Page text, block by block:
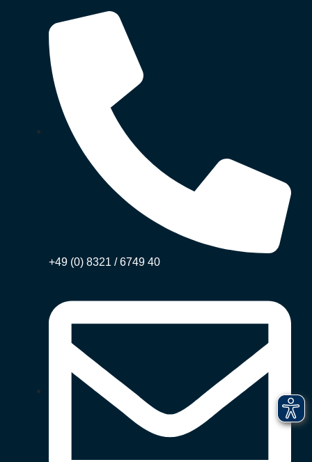
+49 (0) 8321 / 6749 40